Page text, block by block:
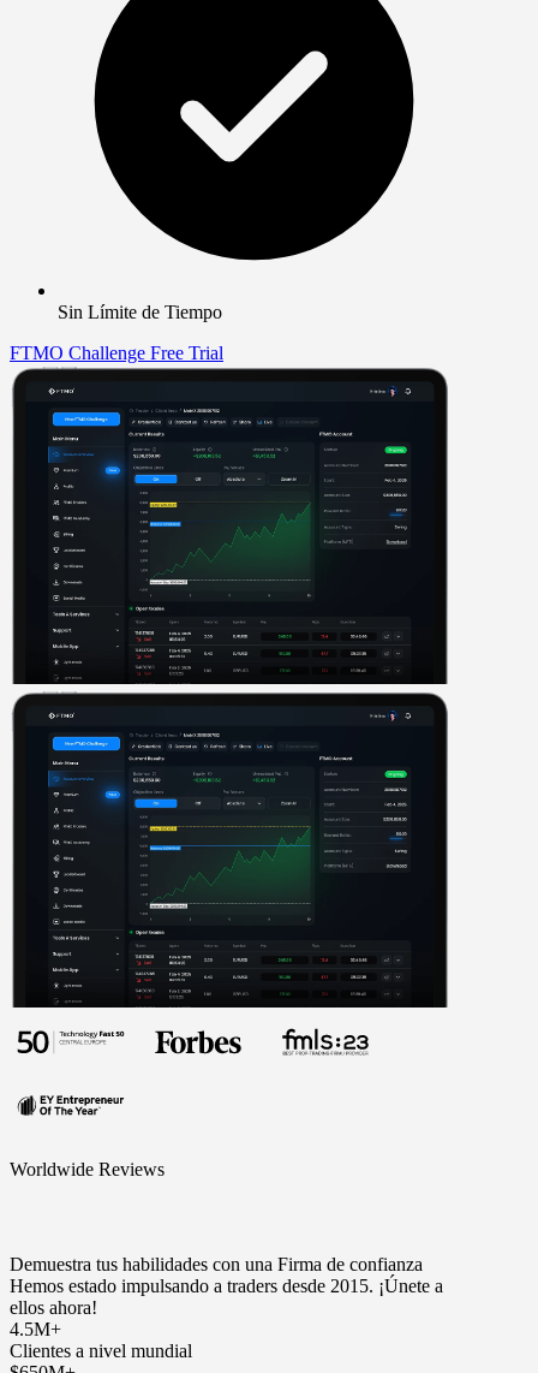
Sin Límite de Tiempo
FTMO Challenge Free Trial
Worldwide Reviews
Demuestra tus habilidades con una Firma de confianza
Hemos estado impulsando a traders desde 2015. ¡Únete a
ellos ahora!
4.5M+
Clientes a nivel mundial